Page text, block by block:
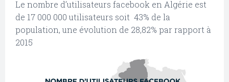
Le nombre d’utilisateurs facebook en Algérie est
de 17 000 000 utilisateurs soit 43% de la
population, une évolution de 28,82% par rapport à
2015